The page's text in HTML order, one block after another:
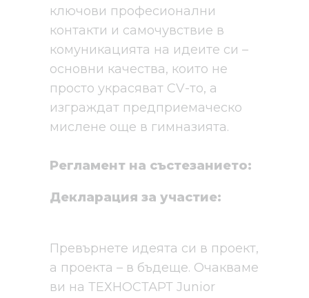
ключови професионални
контакти и самочувствие в
комуникацията на идеите си –
основни качества, които не
просто украсяват CV-то, а
изграждат предприемаческо
мислене още в гимназията.
Регламент на състезанието:
Декларация за участие:
Превърнете идеята си в проект,
а проекта – в бъдеще. Очакваме
ви на ТЕХНОСТАРТ Junior